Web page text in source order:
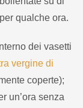
qualche ora.
dei vasetti
vergine di
coperte);
un’ora senza